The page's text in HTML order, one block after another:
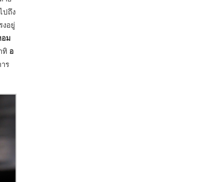
ปถึง
งอยู่
ม
ทิ อ
ร